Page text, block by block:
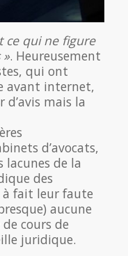
ce qui ne figure
. Heureusement
qui ont
avant internet,
mais la
d’avocats,
lacunes de la
des
à fait leur faute
aucune
cours de
juridique.